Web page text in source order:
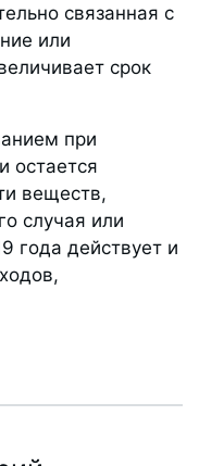
связанная с
или
срок
при
остается
веществ,
случая или
года действует и